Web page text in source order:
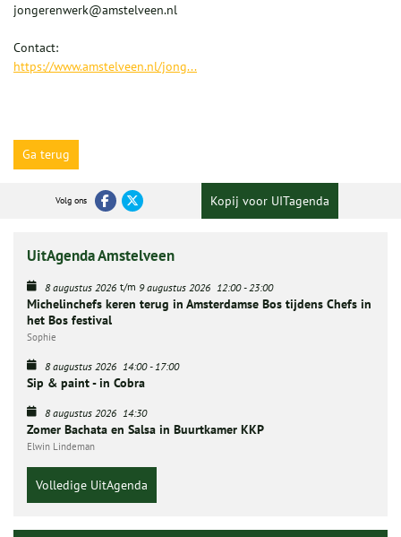
jongerenwerk@amstelveen.nl
Contact:
https://www.amstelveen.nl/jong...
Ga terug
Volg ons Kopij voor UITagenda
UitAgenda Amstelveen
8 augustus 2026 t/m 9 augustus 2026 12:00- 23:00
Michelinchefs keren terug in Amsterdamse Bos tijdens Chefs in
het Bos festival
Sophie
8 augustus 2026 14:00- 17:00
Sip & paint - in Cobra
8 augustus 2026 14:30
Zomer Bachata en Salsa in Buurtkamer KKP
Elwin Lindeman
Volledige UitAgenda